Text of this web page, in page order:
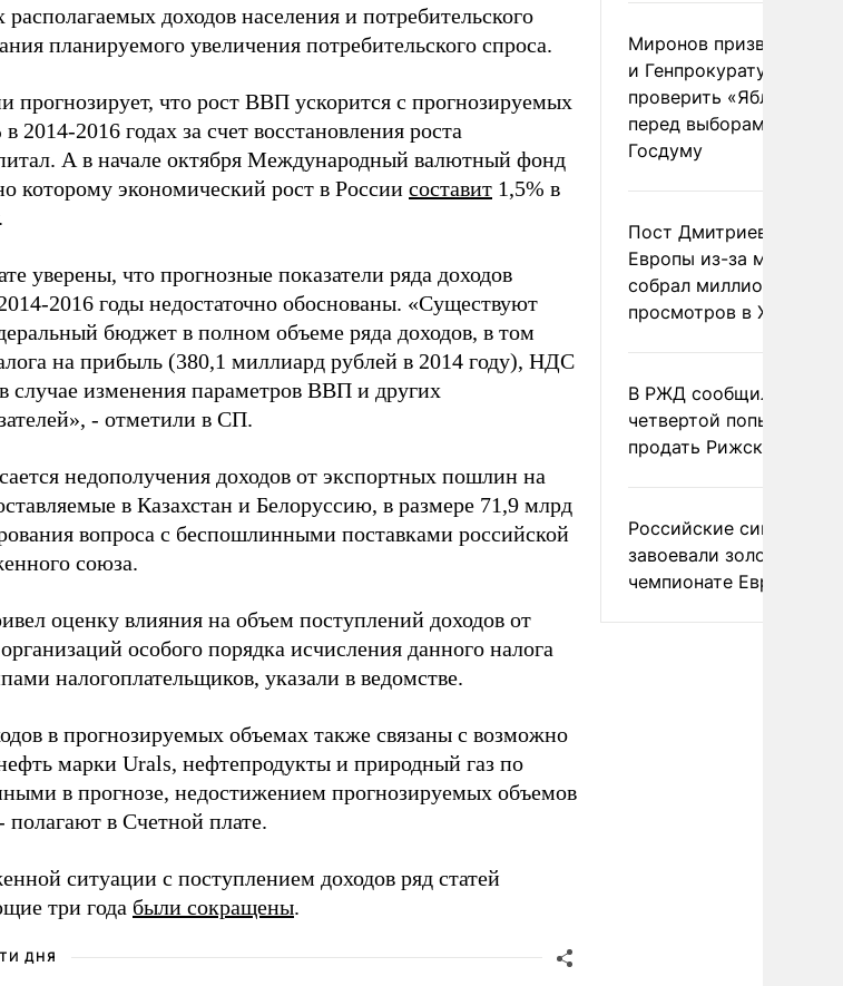
доходов населения и потребительского
планируемого увеличения потребительского спроса.
прогнозирует, что рост ВВП ускорится с прогнозируемых
2014-2016 годах за счет восстановления роста
А в начале октября Международный валютный фонд
которому экономический рост в России составит 1,5% в
уверены, что прогнозные показатели ряда доходов
2016 годы недостаточно обоснованы. «Существуют
бюджет в полном объеме ряда доходов, в том
на прибыль (380,1 миллиард рублей в 2014 году), НДС
случае изменения параметров ВВП и других
- отметили в СП.
недополучения доходов от экспортных пошлин на
в Казахстан и Белоруссию, в размере 71,9 млрд
вопроса с беспошлинными поставками российской
союза.
оценку влияния на объем поступлений доходов от
особого порядка исчисления данного налога
налогоплательщиков, указали в ведомстве.
в прогнозируемых объемах также связаны с возможно
марки Urals, нефтепродукты и природный газ по
в прогнозе, недостижением прогнозируемых объемов
в Счетной плате.
ситуации с поступлением доходов ряд статей
три года были сокращены.
ДНЯ
Миронов призвал
и Генпрокуратуру
проверить «Яблоко»
перед выборами в
Госдуму
Пост Дмитриева о
Европы из-за
собрал миллион
просмотров в X
В РЖД сообщили о
четвертой попытке
продать Рижский
Российские
завоевали золото на
чемпионате Европы